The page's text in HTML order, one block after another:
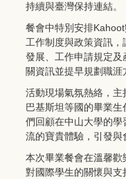
持續與臺灣保持連結。
餐會中特別安排
工作制度與政策資訊
發展、工作申請規定
關資訊並提早規劃職涯
活動現場氣氛熱絡，主
巴基斯坦等國的畢業
們回顧在中山大學的
流的寶貴體驗，引發與
本次畢業餐會在溫馨
對國際學生的關懷與